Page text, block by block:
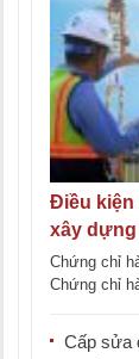
Điều kiện
xây dựng
Chứng chỉ
Chứng chỉ
Cấp sửa